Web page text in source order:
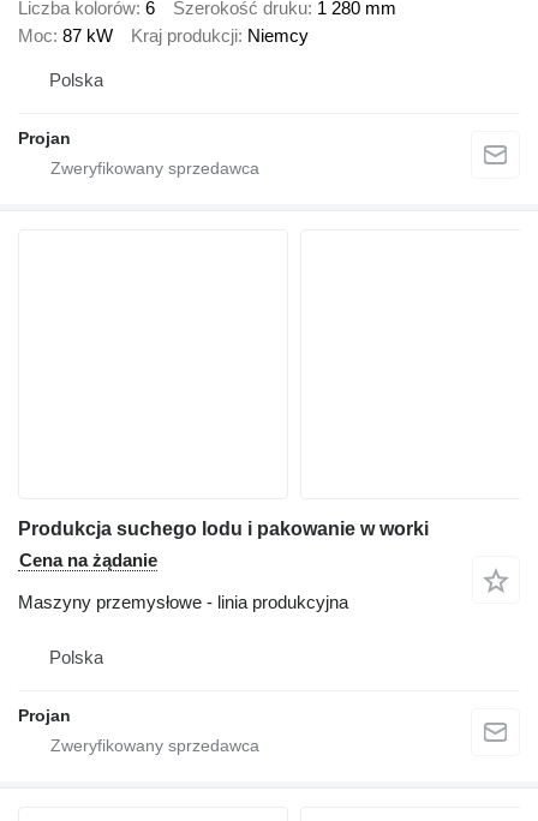
Liczba kolorów 6 Szerokość druku 1 280 mm
Moc 87 kW Kraj produkcji Niemcy
Polska
Projan
Produkcja suchego lodu i pakowanie w worki
Cena na żądanie
Maszyny przemysłowe - linia produkcyjna
Polska
Projan